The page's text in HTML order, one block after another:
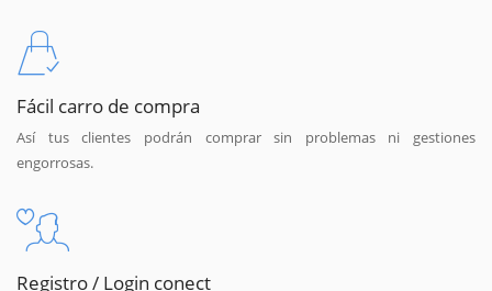
Fácil carro de compra
Así tus clientes podrán comprar sin problemas ni gestiones
engorrosas.
Registro / Login conect